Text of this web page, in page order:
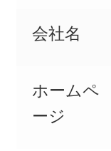
会社名
ホームペ
ージ